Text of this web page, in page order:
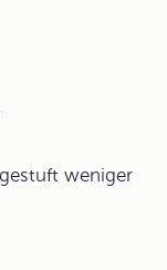
weniger